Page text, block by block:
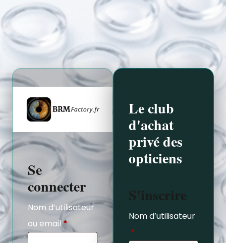
Se
connecter
Nom d’utilisateur
ou email*
Le club
d'achat
privé des
opticiens
S'inscrire
Nom d’utilisateur
*